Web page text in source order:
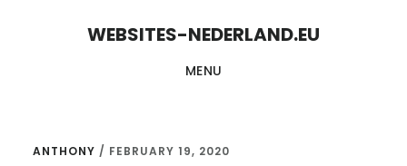
WEBSITES-NEDERLAND.EU
MENU
ANTHONY / FEBRUARY 19, 2020